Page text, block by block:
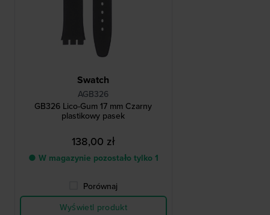
Swatch
AGB326
GB326 Lico-Gum 17 mm Czarny
plastikowy pasek
138,00 zł
● W magazynie pozostało tylko 1
Porównaj
Wyświetl produkt